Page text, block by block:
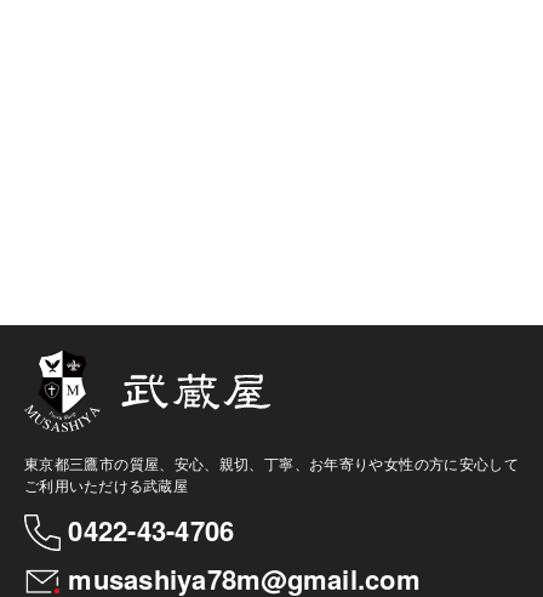
東京都三鷹市の質屋、安心、親切、丁寧、お年寄りや女性の方に安心して
ご利用いただける武蔵屋
0422-43-4706
musashiya78m@gmail.com